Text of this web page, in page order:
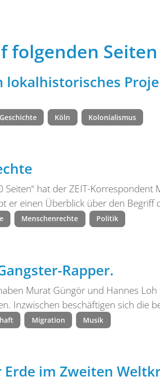
folgenden
lokalhistorisches
Geschichte Köln Kolonialismus
hat der ZEIT-Korrespondent
er einen Überblick über den Begriff
Menschenrechte Politik
Rapper.
Murat Güngör und Hannes
Inzwischen beschäftigen sich die
Migration Musik
im Zweiten